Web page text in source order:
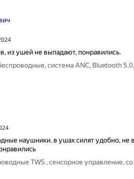
из ушей не выпадают, понравились.
система ANC, Bluetooth
наушники. в ушах силят удобно, не
TWS , сенсорное управление,